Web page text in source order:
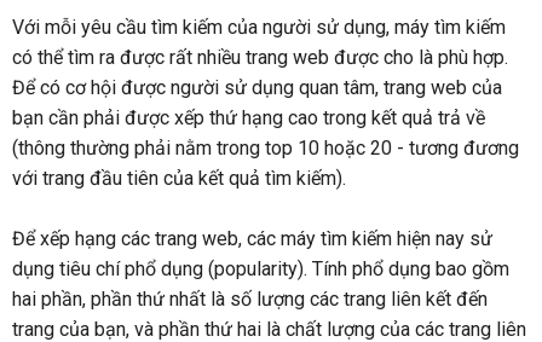
Với mỗi yêu cầu tìm kiếm của người sử dụng, máy tìm kiếm
có thể tìm ra được rất nhiều trang web được cho là phù hợp.
Để có cơ hội được người sử dụng quan tâm, trang web của
bạn cần phải được xếp thứ hạng cao trong kết quả trả về
(thông thường phải nằm trong top 10 hoặc 20 - tương đương
với trang đầu tiên của kết quả tìm kiếm).
Để xếp hạng các trang web, các máy tìm kiếm hiện nay sử
dụng tiêu chí phổ dụng (popularity). Tính phổ dụng bao gồm
hai phần, phần thứ nhất là số lượng các trang liên kết đến
trang của bạn, và phần thứ hai là chất lượng của các trang liên